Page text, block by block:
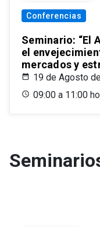
Conferencias
Seminario: “El
el
mercados y
19 de Agosto
09:00 a 11:00